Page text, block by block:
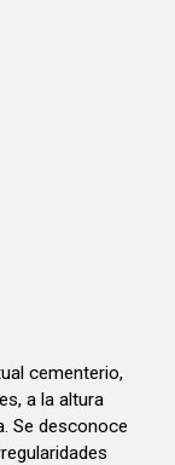
cementerio,
a la altura
Se desconoce